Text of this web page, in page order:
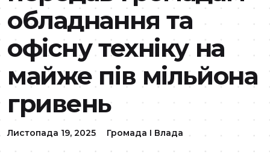
обладнання та
офісну техніку на
майже пів мільйона
гривень
Листопада 19, 2025 Громада І Влада